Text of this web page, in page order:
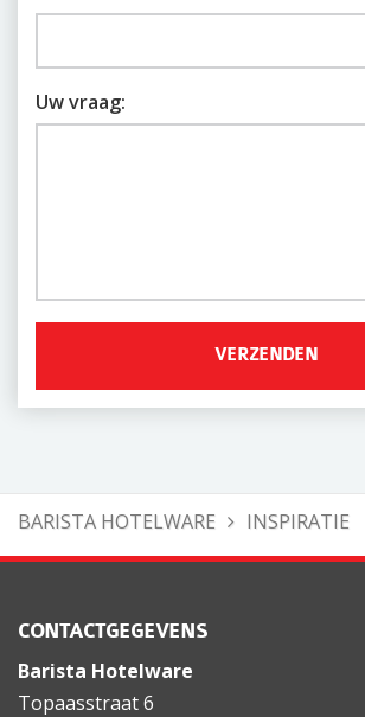
Uw vraag:
BARISTA HOTELWARE INSPIRATIE
CONTACTGEGEVENS
Barista Hotelware
Topaasstraat 6